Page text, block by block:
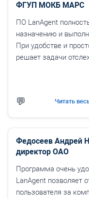
ФГУП МОКБ МАРС
ПО LanAgent
назначению и
При удобстве и
решает задачи
Читать
Федосеев Андрей
директор ОАО
Программа очень
LanAgent позволяет
пользователя за